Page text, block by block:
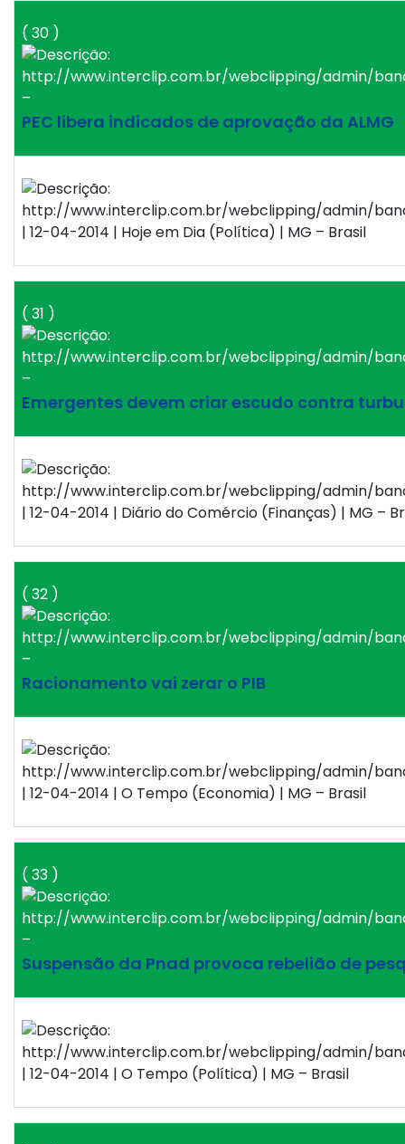
( 30 )
–
PEC libera indicados de aprovação da ALMG
| 12-04-2014 | Hoje em Dia (Política) | MG – Brasil
( 31 )
–
Emergentes devem criar escudo contra
| 12-04-2014 | Diário do Comércio (Finanças) | MG –
( 32 )
–
Racionamento vai zerar o PIB
| 12-04-2014 | O Tempo (Economia) | MG – Brasil
( 33 )
–
Suspensão da Pnad provoca rebelião de
| 12-04-2014 | O Tempo (Política) | MG – Brasil